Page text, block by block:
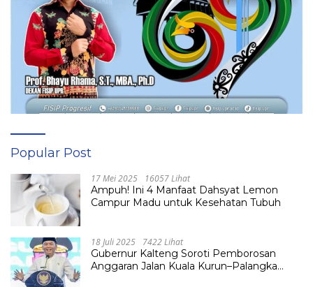
Popular Post
17 Mei 2025 16057 Lihat
Ampuh! Ini 4 Manfaat Dahsyat Lemon
Campur Madu untuk Kesehatan Tubuh
18 Juli 2025 7422 Lihat
Gubernur Kalteng Soroti Pemborosan
Anggaran Jalan Kuala Kurun–Palangka